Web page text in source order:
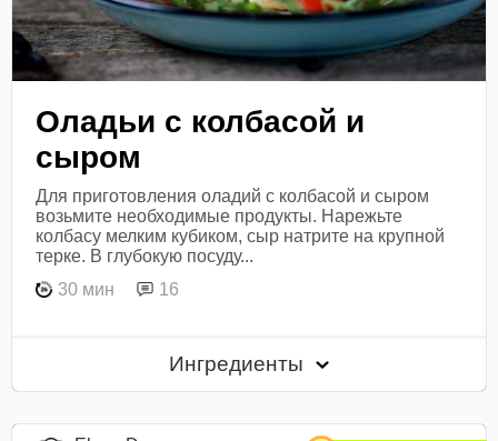
Оладьи с колбасой и
сыром
Для приготовления оладий с колбасой и сыром
возьмите необходимые продукты. Нарежьте
колбасу мелким кубиком, сыр натрите на крупной
терке. В глубокую посуду...
30 мин
16
Ингредиенты